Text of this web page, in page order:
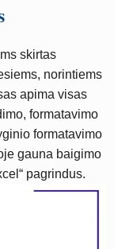
skirtas
norintiems
apima visas
formatavimo
formatavimo
gauna baigimo
pagrindus.